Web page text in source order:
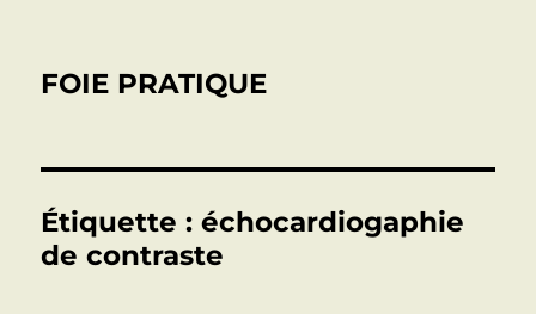
FOIE PRATIQUE
Étiquette :échocardiogaphie
de contraste